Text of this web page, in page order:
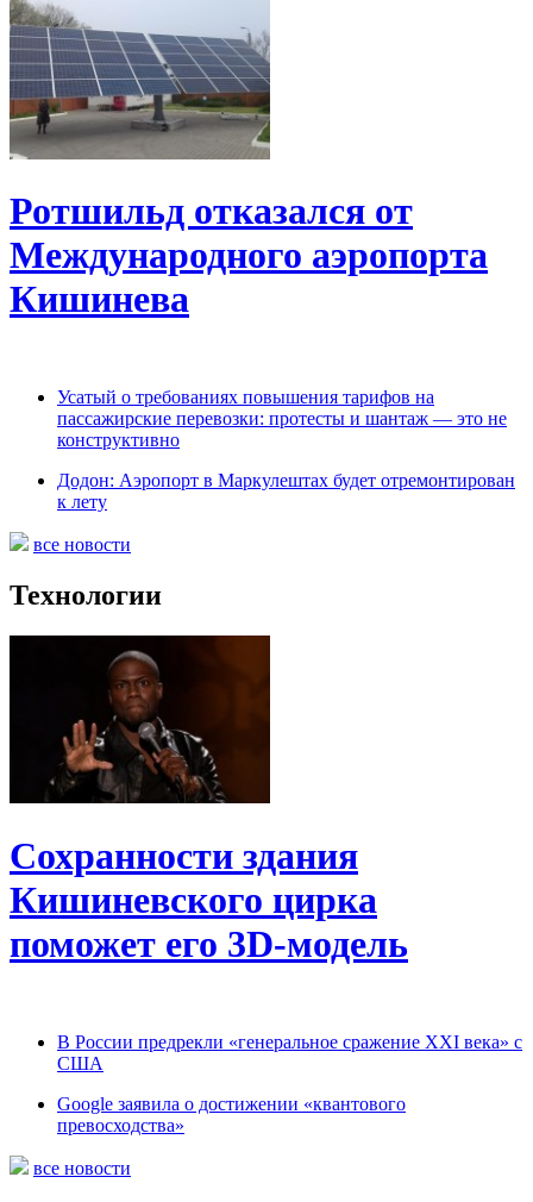
Ротшильд отказался от
Международного аэропорта
Кишинева
Усатый о требованиях повышения тарифов на
пассажирские перевозки: протесты и шантаж — это не
конструктивно
Додон: Аэропорт в Маркулештах будет отремонтирован
к лету
все новости
Технологии
Сохранности здания
Кишиневского цирка
поможет его 3D-модель
В России предрекли «генеральное сражение XXI века» с
США
Google заявила о достижении «квантового
превосходства»
все новости